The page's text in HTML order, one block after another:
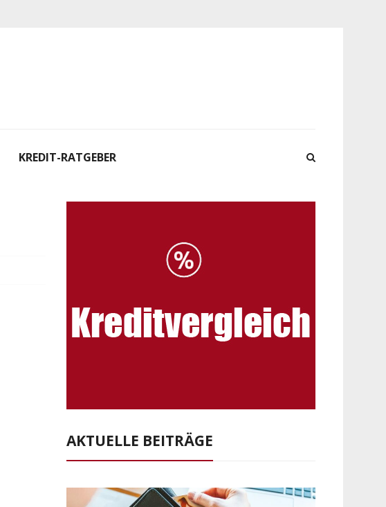
KREDIT-RATGEBER
AKTUELLE BEITRÄGE